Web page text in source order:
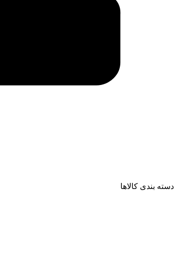
دسته بندی کالاها